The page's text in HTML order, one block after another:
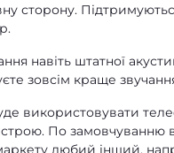
сторону.
навіть штатної
зовсім краще
використовувати
По замовчуванню
любий інший,